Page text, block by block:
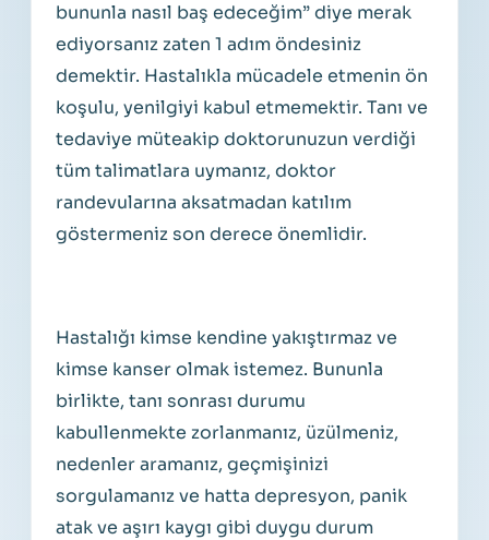
bununla nasıl baş edeceğim” diye merak
ediyorsanız zaten 1 adım öndesiniz
demektir. Hastalıkla mücadele etmenin ön
koşulu, yenilgiyi kabul etmemektir. Tanı ve
tedaviye müteakip doktorunuzun verdiği
tüm talimatlara uymanız, doktor
randevularına aksatmadan katılım
göstermeniz son derece önemlidir.
Hastalığı kimse kendine yakıştırmaz ve
kimse kanser olmak istemez. Bununla
birlikte, tanı sonrası durumu
kabullenmekte zorlanmanız, üzülmeniz,
nedenler aramanız, geçmişinizi
sorgulamanız ve hatta depresyon, panik
atak ve aşırı kaygı gibi duygu durum